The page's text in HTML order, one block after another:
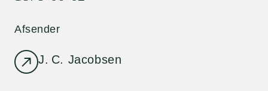
Afsender
J. C. Jacobsen